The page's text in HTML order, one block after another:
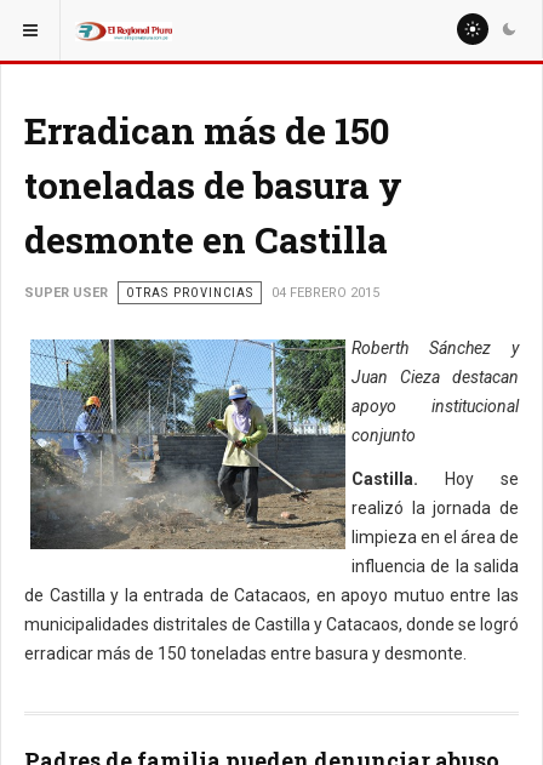
ESTÁ AQUÍ: REGIÓN PIURA
Erradican más de 150
toneladas de basura y
desmonte en Castilla
SUPER USER OTRAS PROVINCIAS 04 FEBRERO 2015
Roberth Sánchez y
Juan Cieza destacan
apoyo institucional
conjunto
Castilla. Hoy se
realizó la jornada de
limpieza en el área de
influencia de la salida
de Castilla y la entrada de Catacaos, en apoyo mutuo entre las
municipalidades distritales de Castilla y Catacaos, donde se logró
erradicar más de 150 toneladas entre basura y desmonte.